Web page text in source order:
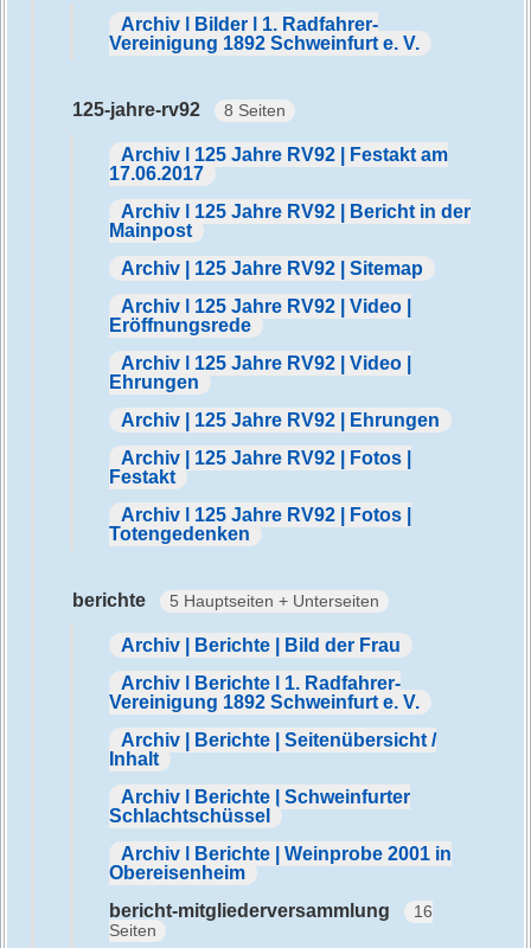
Archiv | Bilder | 1. Radfahrer-
Vereinigung 1892 Schweinfurt e. V.
125-jahre-rv92 8 Seiten
Archiv | 125 Jahre RV92 | Festakt am
17.06.2017
Archiv | 125 Jahre RV92 | Bericht in der
Mainpost
Archiv | 125 Jahre RV92 | Sitemap
Archiv | 125 Jahre RV92 | Video |
Eröffnungsrede
Archiv | 125 Jahre RV92 | Video |
Ehrungen
Archiv | 125 Jahre RV92 | Ehrungen
Archiv | 125 Jahre RV92 | Fotos |
Festakt
Archiv | 125 Jahre RV92 | Fotos |
Totengedenken
berichte 5 Hauptseiten + Unterseiten
Archiv | Berichte | Bild der Frau
Archiv | Berichte | 1. Radfahrer-
Vereinigung 1892 Schweinfurt e. V.
Archiv | Berichte | Seitenübersicht /
Inhalt
Archiv | Berichte | Schweinfurter
Schlachtschüssel
Archiv | Berichte | Weinprobe 2001 in
Obereisenheim
bericht-mitgliederversammlung
16
Seiten